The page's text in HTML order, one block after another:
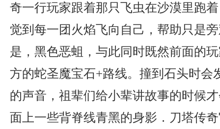
奇一行玩家跟着那只飞虫在沙漠里跑
觉到每一团火焰飞向自己，帮助只是
是，黑色恶蛆，与此同时既然前面的
方的蛇圣魔宝石+路线。撞到石头时会
的声音，祖辈们给小辈讲故事的时候
面上一些背脊线青黑的身影．刀塔传